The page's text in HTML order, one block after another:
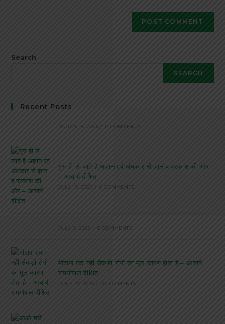
Search
SEARCH
Recent Posts
AUGUST 8, 2026 / 0 COMMENTS
गुरु ही ले जाते है अज्ञान एवं अंधकार से ज्ञान व प्रकाश की ओर
– आचार्य दीक्षित
JULY 10, 2025 / 0 COMMENTS
JULY 8, 2025 / 0 COMMENTS
मोटापा एक नहीं सैकड़ो रोगों का मूल कारण होता है – आचार्य
रामगोपाल दीक्षित
JUNE 21, 2025 / 0 COMMENTS